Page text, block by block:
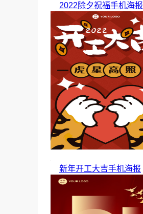
2022除夕祝福手机海报
新年开工大吉手机海报